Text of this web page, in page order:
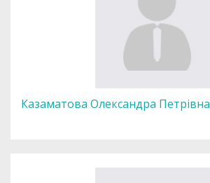
Казаматова Олександра Петрівна